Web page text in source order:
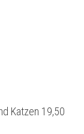
Katzen 19,50